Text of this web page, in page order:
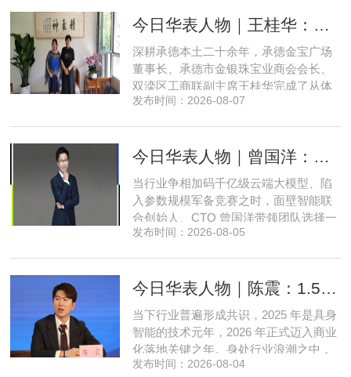
记、区长。至此番履新。郅海杰，男，
职研究生，中共党员。曾任北京
深耕承德本土二十余年，承德金宝广场
董事长、承德市金银珠宝业商会会长、
双滦区工商联副主席王桂华完成了从体
制内从业者、玉石珠宝创业者，到地产
来，三四线城市创业最忌讳浮躁跟风、
立足本地需求顺势迭代，方能穿
发布时间：2026-08-07
当行业争相加码千亿级云端大模型、陷
入参数规模军备竞赛之时，面壁智能联
合创始人、CTO 曾国洋带领团队选择一
条小众赛道：深耕端侧轻量化大模型，
的技术深耕与严谨的工程思维，走出国
布局中，自然流畅的全模态
发布时间：2026-08-05
当下行业普遍形成共识，2025 年是具身
智能的技术元年，2026 年正式迈入商业
化落地关键之年。身处行业浪潮之中，
享刻智能创始人、CEO 陈震表示，当前
发布时间：2026-08-04